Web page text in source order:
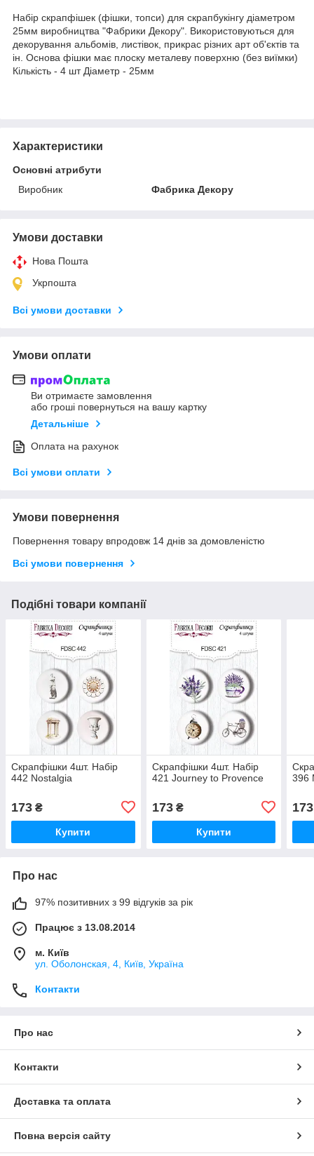
Набір скрапфішек (фішки, топси) для скрапбукінгу діаметром
25мм виробництва "Фабрики Декору". Використовуються для
декорування альбомів, листівок, прикрас різних арт об'єктів та
ін. Основа фішки має плоску металеву поверхню (без виїмки)
Кількість - 4 шт Діаметр - 25мм
Характеристики
Основні атрибути
Виробник
Фабрика Декору
Умови доставки
Нова Пошта
Укрпошта
Всі умови доставки
Умови оплати
Ви отримаєте замовлення
або гроші повернуться на вашу картку
Детальніше
Оплата на рахунок
Всі умови оплати
Умови повернення
Повернення товару впродовж 14 днів за домовленістю
Всі умови повернення
Подібні товари компанії
Скрапфішки 4шт. Набір
442 Nostalgia
173 ₴
Купити
Скрапфішки 4шт. Набір
421 Journey to Provence
173₴
Купити
396
173
Про нас
97% позитивних з 99 відгуків за рік
Працює з 13.08.2014
м. Київ
ул. Оболонская, 4, Київ, Україна
Контакти
Про нас
Контакти
Доставка та оплата
Повна версія сайту